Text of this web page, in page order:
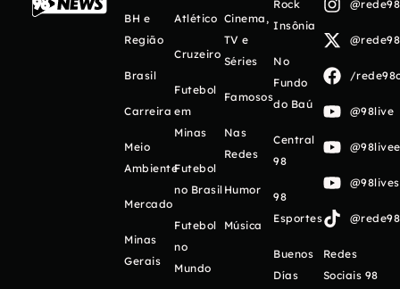
BH e
Região
Brasil
Carreira
Meio
Ambiente
Mercado
Minas
Gerais
Atlético
Cruzeiro
Futebol
em
Minas
Futebol
no Brasil
Futebol
no
Mundo
Cinema,
TV e
Séries
Famosos
Nas
Redes
Humor
Música
Rock
Insônia
No
Fundo
do Baú
Central
98
98
Esportes
Buenos
Días
/
@98live
Redes
Sociais 98